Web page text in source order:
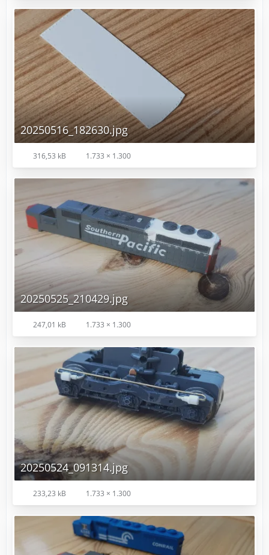
20250516_182630.jpg
316,53 kB 1.733 × 1.300
20250525_210429.jpg
247,01 kB 1.733 × 1.300
20250524_091314.jpg
233,23 kB 1.733 × 1.300